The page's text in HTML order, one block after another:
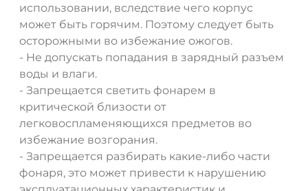
использовании, вследствие чего корпус
может быть горячим. Поэтому следует быть
осторожными во избежание ожогов.
- Не допускать попадания в зарядный разъем
воды и влаги.
- Запрещается светить фонарем в
критической близости от
легковоспламеняющихся предметов во
избежание возгорания.
- Запрещается разбирать какие-либо части
фонаря, это может привести к нарушению